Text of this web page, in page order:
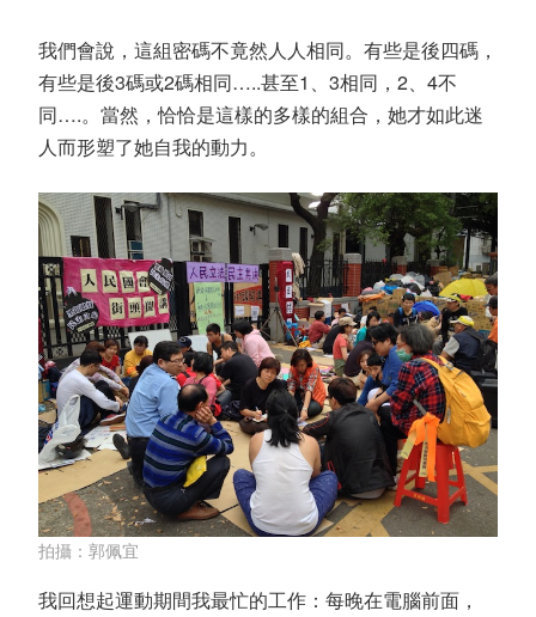
我們會說，這組密碼不竟然人人相同。有些是後四碼，
有些是後3碼或2碼相同…..甚至1、3相同，2、4不
同….。當然，恰恰是這樣的多樣的組合，她才如此迷
人而形塑了她自我的動力。
拍攝：郭佩宜
我回想起運動期間我最忙的工作：每晚在電腦前面，